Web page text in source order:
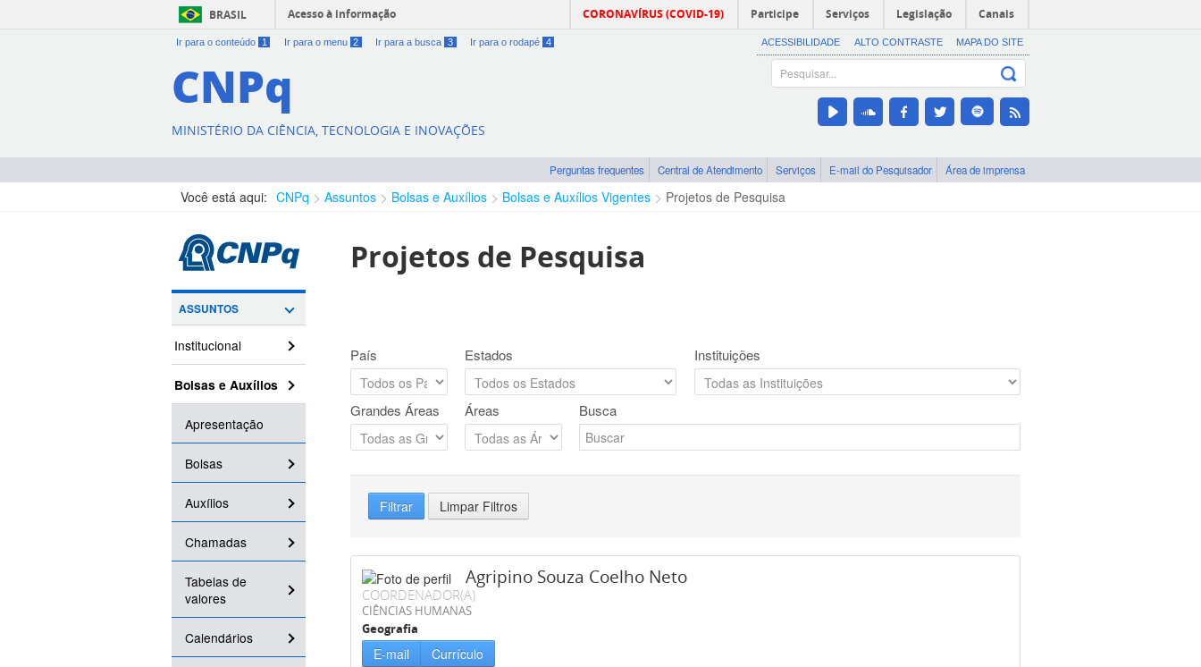
BRASIL Acesso à informação CORONAVÍRUS (COVID-19) Participe Serviços Legislação Canais
Ir para o conteúdo 1 Ir para o menu 2 Ir para a busca 3 Ir para o rodapé 4 ACESSIBILIDADE ALTO CONTRASTE MAPA DO SITE
CNPq
MINISTÉRIO DA CIÊNCIA, TECNOLOGIA E INOVAÇÕES
Perguntas frequentes Central de Atendimento Serviços E-mail do Pesquisador Área de imprensa
Você está aqui: CNPq Assuntos Bolsas e Auxílios Bolsas e Auxílios Vigentes Projetos de Pesquisa
ASSUNTOS
Institucional
Bolsas e Auxílios
Apresentação
Bolsas
Auxílios
Chamadas
Tabelas de
valores
Calendários
Projetos de Pesquisa
País Estados Instituições
Grandes Áreas Áreas Busca
Filtrar Limpar Filtros
Agripino Souza Coelho Neto
COORDENADOR(A)
CIÊNCIAS HUMANAS
Geografia
E-mail Currículo